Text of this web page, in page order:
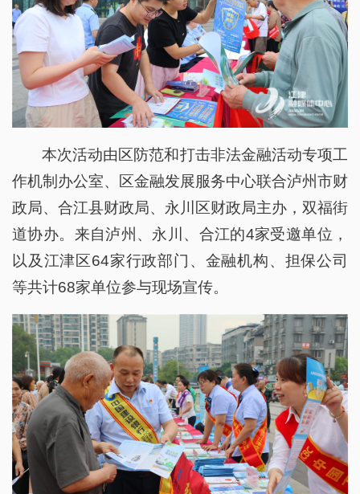
本次活动由区防范和打击非法金融活动专项工
作机制办公室、区金融发展服务中心联合泸州市财
政局、合江县财政局、永川区财政局主办，双福街
道协办。来自泸州、永川、合江的4家受邀单位，
以及江津区64家行政部门、金融机构、担保公司
等共计68家单位参与现场宣传。